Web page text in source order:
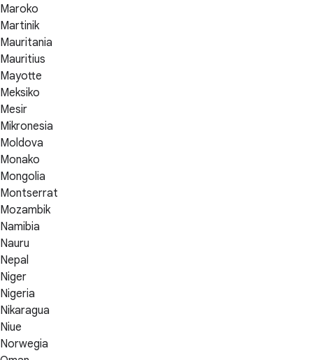
Maroko
Martinik
Mauritania
Mauritius
Mayotte
Meksiko
Mesir
Mikronesia
Moldova
Monako
Mongolia
Montserrat
Mozambik
Namibia
Nauru
Nepal
Niger
Nigeria
Nikaragua
Niue
Norwegia